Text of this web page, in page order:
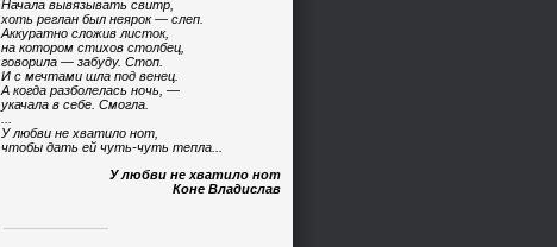
Начала вывязывать свитр,
хоть реглан был неярок — слеп.
Аккуратно сложив листок,
на котором стихов столбец,
говорила — забуду. Стоп.
И с мечтами шла под венец.
А когда разболелась ночь, —
укачала в себе. Смогла.
У любви не хватило нот,
чтобы дать ей чуть-чуть тепла...
У любви не хватило нот
Коне Владислав